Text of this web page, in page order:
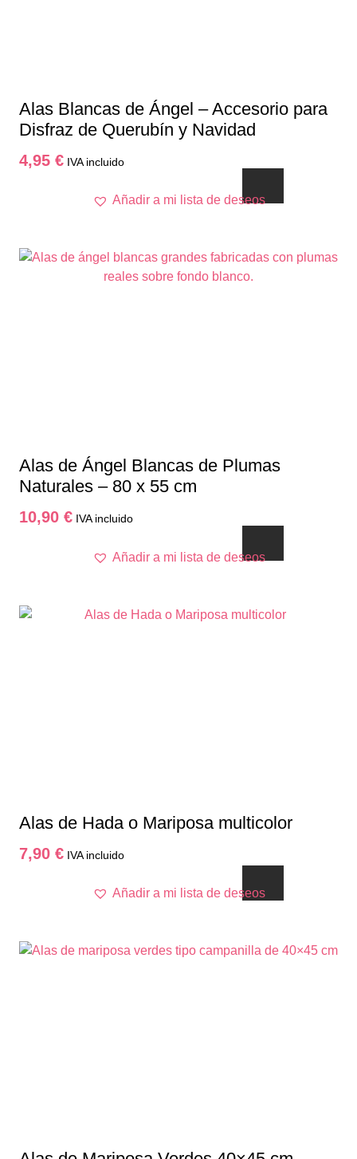
Alas Blancas de Ángel – Accesorio para
Disfraz de Querubín y Navidad
4,95 € IVA incluido
Añadir a mi lista de deseos
Alas de Ángel Blancas de Plumas
Naturales – 80 x 55 cm
10,90 € IVA incluido
Añadir a mi lista de deseos
Alas de Hada o Mariposa multicolor
7,90 € IVA incluido
Añadir a mi lista de deseos